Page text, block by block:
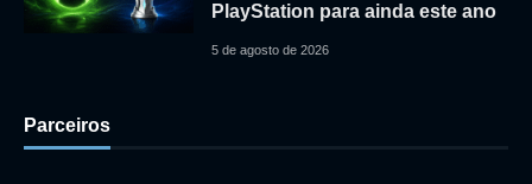
PlayStation para ainda este ano
5 de agosto de 2026
Parceiros